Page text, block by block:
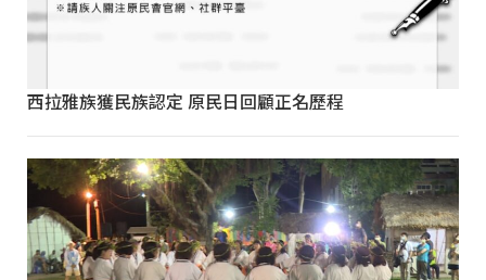
西拉雅族獲民族認定 原民日回顧正名歷程